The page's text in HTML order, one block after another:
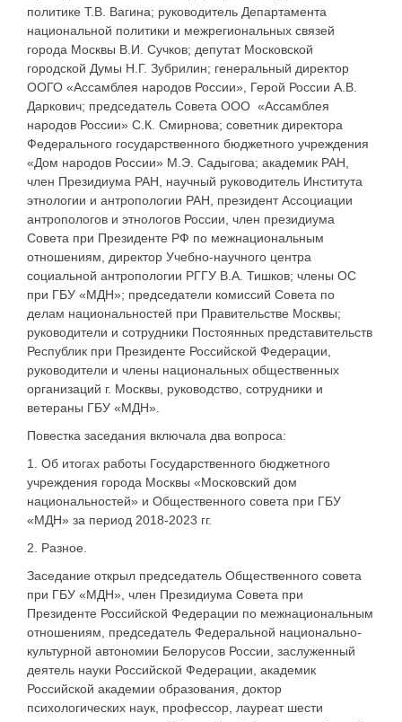
политике Т.В. Вагина; руководитель Департамента
национальной политики и межрегиональных связей
города Москвы В.И. Сучков; депутат Московской
городской Думы Н.Г. Зубрилин; генеральный директор
ООГО «Ассамблея народов России», Герой России А.В.
Даркович; председатель Совета ООО «Ассамблея
народов России» С.К. Смирнова; советник директора
Федерального государственного бюджетного учреждения
«Дом народов России» М.Э. Садыгова; академик РАН,
член Президиума РАН, научный руководитель Института
этнологии и антропологии РАН, президент Ассоциации
антропологов и этнологов России, член президиума
Совета при Президенте РФ по межнациональным
отношениям, директор Учебно-научного центра
социальной антропологии РГГУ В.А. Тишков; члены ОС
при ГБУ «МДН»; председатели комиссий Совета по
делам национальностей при Правительстве Москвы;
руководители и сотрудники Постоянных представительств
Республик при Президенте Российской Федерации,
руководители и члены национальных общественных
организаций г. Москвы, руководство, сотрудники и
ветераны ГБУ «МДН».
Повестка заседания включала два вопроса:
1. Об итогах работы Государственного бюджетного
учреждения города Москвы «Московский дом
национальностей» и Общественного совета при ГБУ
«МДН» за период 2018-2023 гг.
2. Разное.
Заседание открыл председатель Общественного совета
при ГБУ «МДН», член Президиума Совета при
Президенте Российской Федерации по межнациональным
отношениям, председатель Федеральной национально-
культурной автономии Белорусов России, заслуженный
деятель науки Российской Федерации, академик
Российской академии образования, доктор
психологических наук, профессор, лауреат шести